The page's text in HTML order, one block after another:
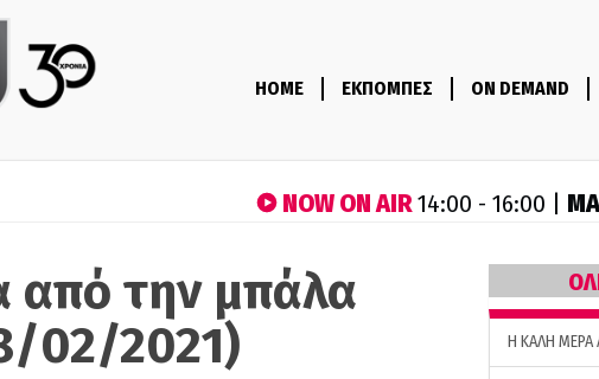
HOME ΕΚΠΟΜΠΕΣ ON DEMAND
NOW ON AIR14:00 - 16:00 |
από την μπάλα
02/2021)
H ΚΑΛΗ ΜΕΡΑ